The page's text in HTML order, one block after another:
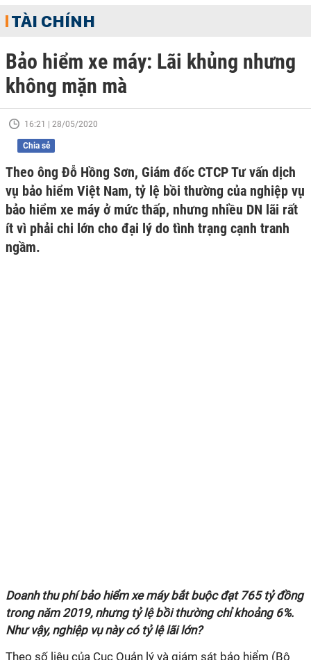
TÀI CHÍNH
Bảo hiểm xe máy: Lãi khủng nhưng
không mặn mà
16:21 | 28/05/2020
Chia sẻ
Theo ông Đỗ Hồng Sơn, Giám đốc CTCP Tư vấn dịch
vụ bảo hiểm Việt Nam, tỷ lệ bồi thường của nghiệp vụ
bảo hiểm xe máy ở mức thấp, nhưng nhiều DN lãi rất
ít vì phải chi lớn cho đại lý do tình trạng cạnh tranh
ngầm.
Doanh thu phí bảo hiểm xe máy bắt buộc đạt 765 tỷ đồng
trong năm 2019, nhưng tỷ lệ bồi thường chỉ khoảng 6%.
Như vậy, nghiệp vụ này có tỷ lệ lãi lớn?
Theo số liệu của Cục Quản lý và giám sát bảo hiểm (Bộ